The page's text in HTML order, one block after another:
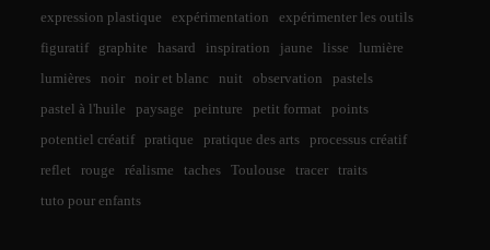
expression plastique
expérimentation
expérimenter les outils
figuratif
graphite hasard inspiration jaune lisse
lumière
lumières
noir noir et blanc nuit observation
pastels
pastel à l'huile
paysage peinture petit format
points
potentiel créatif
pratique pratique des arts
processus créatif
reflet
rouge réalisme taches Toulouse tracer
traits
tuto pour enfants